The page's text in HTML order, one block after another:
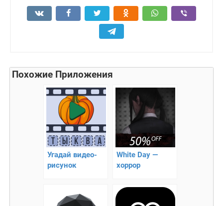
Похожие Приложения
Угадай видео-
рисунок
White Day —
хоррор